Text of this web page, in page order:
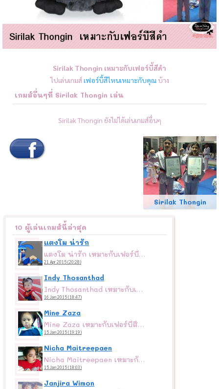
Sirilak Thongin เหมาะกับเฟอร์บี้สีดำ
ไปเล่นเกมส์เฟอร์บี้สีไหนเหมาะกับคุณบ้าง
เกมส์อื่นๆที่ Sirilak Thongin เล่น
Sirilak Thongin ยังไม่ได้เล่นเกมส์อื่นๆ
Sirilak Thongin
10 ผู้เล่นเกมส์นี้ล่าสุด
แตงโม น่ารัก
แตงโม น่ารัก เหมาะกับเฟอร์บี้สีขาว
21 Apr 2015 (20:28)
Indy Thosanthad
Indy Thosanthad เหมาะกับเฟอร์บี้สีดำ
16 Jan 2015 (18:47)
Mine Zaza
Mine Zaza เหมาะกับเฟอร์บี้สีแดงจร้าาาา
15 Jan 2015 (19:19)
Nicha Maitreepaen
Nicha Maitreepaen เหมาะกับเฟอร์บี้สีแดงจร้าาาา
15 Jan 2015 (18:03)
Janjira Wimon